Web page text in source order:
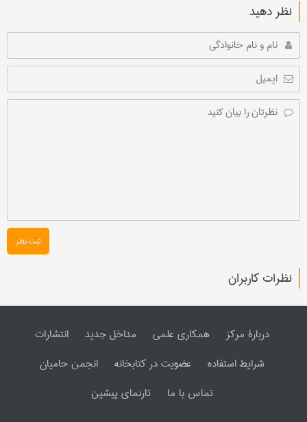
نظر دهید
ثبت نظر
نظرات کاربران
دربارۀ مرکز همکاری علمی مداخل جدید
انتشارات
شرایط استفاده
عضویت در کتابخانه
انجمن حامیان
تماس با ما
تارنمای پیشین